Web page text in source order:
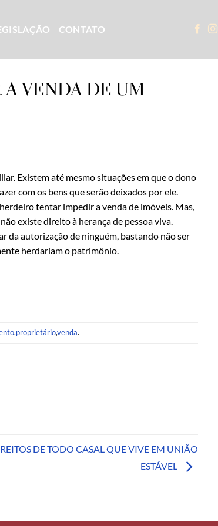
CONTATO
VENDA DE UM
Existem até mesmo situações em que o dono
com os bens que serão deixados por ele.
tentar impedir a venda de imóveis. Mas,
existe direito à herança de pessoa viva.
da autorização de ninguém, bastando não ser
herdariam o patrimônio.
,proprietário,venda.
DE TODO CASAL QUE VIVE EM UNIÃO
ESTÁVEL